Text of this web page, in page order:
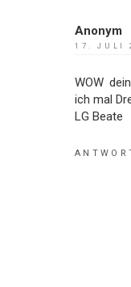
Anonym
17. JULI
WOW
ich mal
LG Beate